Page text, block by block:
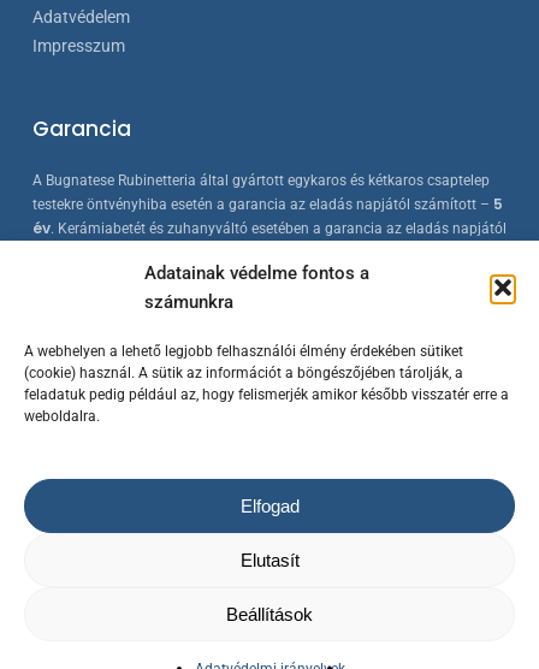
Adatainak védelme fontos a
számunkra
A webhelyen a lehető legjobb felhasználói élmény érdekében sütiket
(cookie) használ. A sütik az információt a böngészőjében tárolják, a
feladatuk pedig például az, hogy felismerjék amikor később visszatér erre a
weboldalra.
Elfogad
Elutasít
Beállítások
Adatvédelem
Impresszum
Garancia
A Bugnatese Rubinetteria által gyártott egykaros és kétkaros csaptelep
testekre öntvényhiba esetén a garancia az eladás napjától számított – 5
év. Kerámiabetét és zuhanyváltó esetében a garancia az eladás napjától
szabványokkal összhangban készülnek, folyamatos minőség-ellenőrzés
© 2023 Bugnatese Hungary Kft.– bugnatese.hu/ Készítette aRowww
/ Minden jog fenntartva!
illusztrációk.